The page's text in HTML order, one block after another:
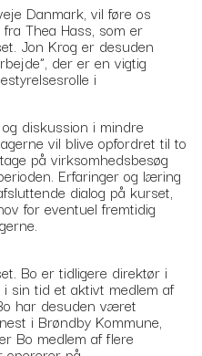
Danmark, vil føre os
Thea Hass, som er
Jon Krog er desuden
der er en vigtig
i
diskussion i mindre
vil blive opfordret til to
på virksomhedsbesøg
Erfaringer og læring
dialog på kurset,
for eventuel fremtidig
Bo er tidligere direktør i
sin tid et aktivt medlem af
har desuden været
i Brøndby Kommune,
Bo medlem af flere